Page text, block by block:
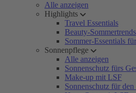
Alle anzeigen
Highlights
Travel Essentials
Beauty-
Sommer-Essentials
Sonnenpflege
Alle anzeigen
Sonnenschutz fürs
Make-up mit LSF
Sonnenschutz für